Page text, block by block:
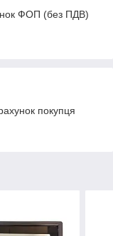
ФОП (без ПДВ)
покупця